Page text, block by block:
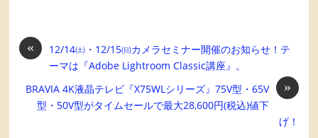
«
12/14㈯・12/15㈰カメラセミナー開催のお知らせ！テ
ーマは『Adobe Lightroom Classic講座』。
»
BRAVIA 4K液晶テレビ『X75WLシリーズ』75V型・65V
型・50V型がタイムセールで最大28,600円(税込)値下
げ！